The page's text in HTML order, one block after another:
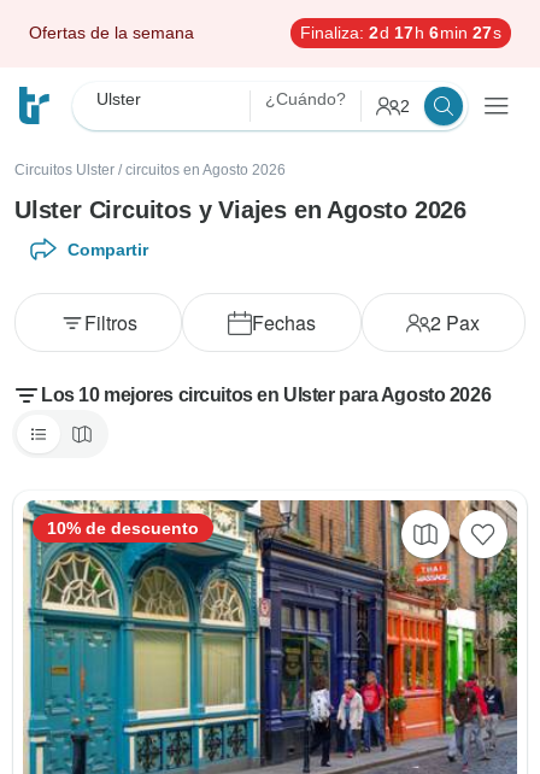
Ofertas de la semana Finaliza: 2d 17h 6min 25s
Ulster ¿Cuándo? 2
Circuitos Ulster / circuitos en Agosto 2026
Ulster Circuitos y Viajes en Agosto 2026
Compartir
Fechas 2 Pax
Filtros
Los 10 mejores circuitos en Ulster para Agosto 2026
10% de descuento